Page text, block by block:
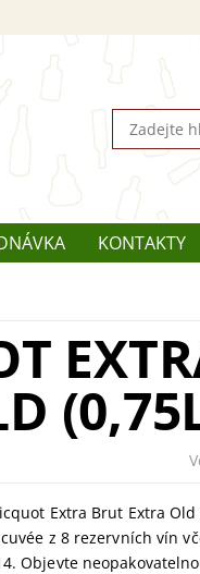
KONTAKTY
Extra Brut Extra Old
z 8 rezervních vín
Objevte